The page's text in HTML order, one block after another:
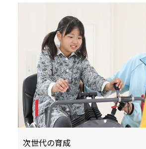
次世代の育成